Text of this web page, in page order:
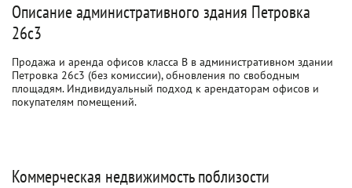
Описание административного здания Петровка
26с3
Продажа и аренда офисов класса B в административном здании
Петровка 26с3 (без комиссии), обновления по свободным
площадям. Индивидуальный подход к арендаторам офисов и
покупателям помещений.
Коммерческая недвижимость поблизости